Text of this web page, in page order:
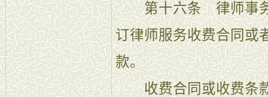
第十六条 律师事务
订律师服务收费合同或
款。
收费合同或收费条款